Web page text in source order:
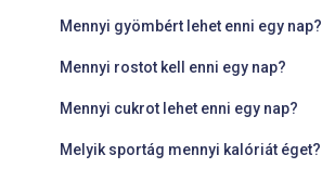
Mennyi gyömbért lehet enni egy nap?
Mennyi rostot kell enni egy nap?
Mennyi cukrot lehet enni egy nap?
Melyik sportág mennyi kalóriát éget?